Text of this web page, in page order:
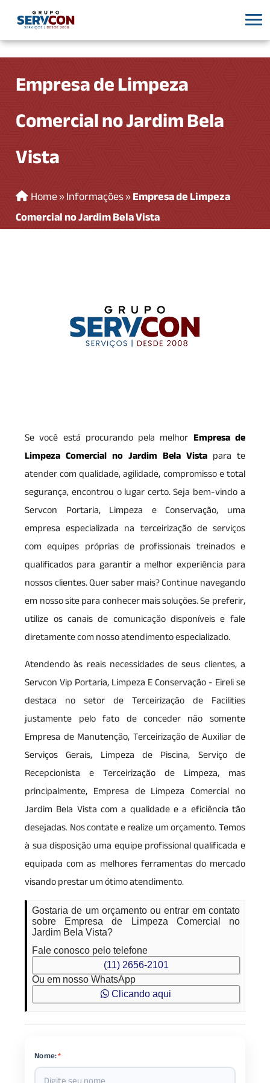
Empresa de Limpeza
Comercial no Jardim Bela
Vista
Home»Informações»Empresa de Limpeza
Comercial no Jardim Bela Vista
Se você está procurando pela melhor Empresa de
Limpeza Comercial no Jardim Bela Vistapara te
atender com qualidade, agilidade, compromisso e total
segurança, encontrou o lugar certo. Seja bem-vindo a
Servcon Portaria, Limpeza e Conservação, uma
empresa especializada na terceirização de serviços
com equipes próprias de profissionais treinados e
qualificados para garantir a melhor experiência para
nossos clientes. Quer saber mais? Continue navegando
em nosso site para conhecer mais soluções. Se preferir,
utilize os canais de comunicação disponíveis e fale
diretamente com nosso atendimento especializado.
Atendendo às reais necessidades de seus clientes, a
Servcon Vip Portaria, Limpeza E Conservação - Eireli se
destaca no setor de Terceirização de Facilities
justamente pelo fato de conceder não somente
Empresa de Manutenção, Terceirização de Auxiliar de
Serviços Gerais, Limpeza de Piscina, Serviço de
Recepcionista e Terceirização de Limpeza, mas
principalmente, Empresa de Limpeza Comercial no
Jardim Bela Vista com a qualidade e a eficiência tão
desejadas. Nos contate e realize um orçamento. Temos
à sua disposição uma equipe profissional qualificada e
equipada com as melhores ferramentas do mercado
visando prestar um ótimo atendimento.
Gostaria de um orçamento ou entrar em contato
sobre Empresa de Limpeza Comercial no
Jardim Bela Vista?
Fale conosco pelo telefone
(11) 2656-2101
Ou em nosso WhatsApp
Clicando aqui
Nome:*